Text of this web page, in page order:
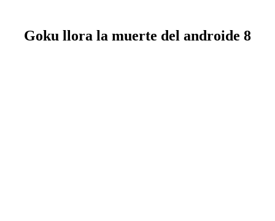
Goku llora la muerte del androide 8